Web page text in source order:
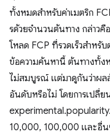
ทั้งหมดสําหรับค่าเมตริก
รด้วยจํานวนต้นทาง กล่าวคื
โหลด FCP ที่รวดเร็วสําหรั
ข้อความค้นหานี้ ต้นทางทั้ง
ไม่สมบูรณ์ แต่มาดูกันว่าผล
อันดับหรือไม่ โดยการเปลี่ย
10,000, 100,000 และอื่